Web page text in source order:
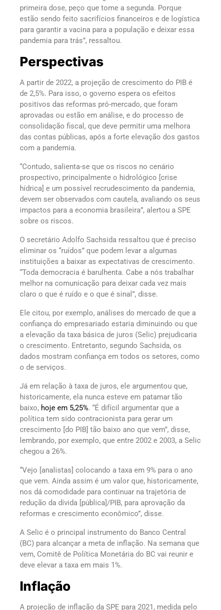
primeira dose, peço que tome a segunda. Porque
estão sendo feito sacrifícios financeiros e de logística
para garantir a vacina para a população e deixar essa
pandemia para trás”, ressaltou.
Perspectivas
A partir de 2022, a projeção de crescimento do PIB é
de 2,5%. Para isso, o governo espera os efeitos
positivos das reformas pró-mercado, que foram
aprovadas ou estão em análise, e do processo de
consolidação fiscal, que deve permitir uma melhora
das contas públicas, após a forte elevação dos gastos
com a pandemia.
“Contudo, salienta-se que os riscos no cenário
prospectivo, principalmente o hidrológico [crise
hídrica] e um possível recrudescimento da pandemia,
devem ser observados com cautela, avaliando os seus
impactos para a economia brasileira”, alertou a SPE
sobre os riscos.
O secretário Adolfo Sachsida ressaltou que é preciso
eliminar os “ruídos” que podem levar a algumas
instituições a baixar as expectativas de crescimento.
“Toda democracia é barulhenta. Cabe a nós trabalhar
melhor na comunicação para deixar cada vez mais
claro o que é ruído e o que é sinal”, disse.
Ele citou, por exemplo, análises do mercado de que a
confiança do empresariado estaria diminuindo ou que
a elevação da taxa básica de juros (Selic) prejudicaria
o crescimento. Entretanto, segundo Sachsida, os
dados mostram confiança em todos os setores, como
o de serviços.
Já em relação à taxa de juros, ele argumentou que,
historicamente, ela nunca esteve em patamar tão
baixo, hoje em 5,25%. “É difícil argumentar que a
política tem sido contracionista para gerar um
crescimento [do PIB] tão baixo ano que vem”, disse,
lembrando, por exemplo, que entre 2002 e 2003, a Selic
chegou a 26%.
“Vejo [analistas] colocando a taxa em 9% para o ano
que vem. Ainda assim é um valor que, historicamente,
nos dá comodidade para continuar na trajetória de
redução da dívida [pública]/PIB, para aprovação da
reformas e crescimento econômico”, disse.
A Selic é o principal instrumento do Banco Central
(BC) para alcançar a meta de inflação. Na semana que
vem, Comitê de Política Monetária do BC vai reunir e
deve elevar a taxa em mais 1%.
Inflação
A projeção de inflação da SPE para 2021, medida pelo